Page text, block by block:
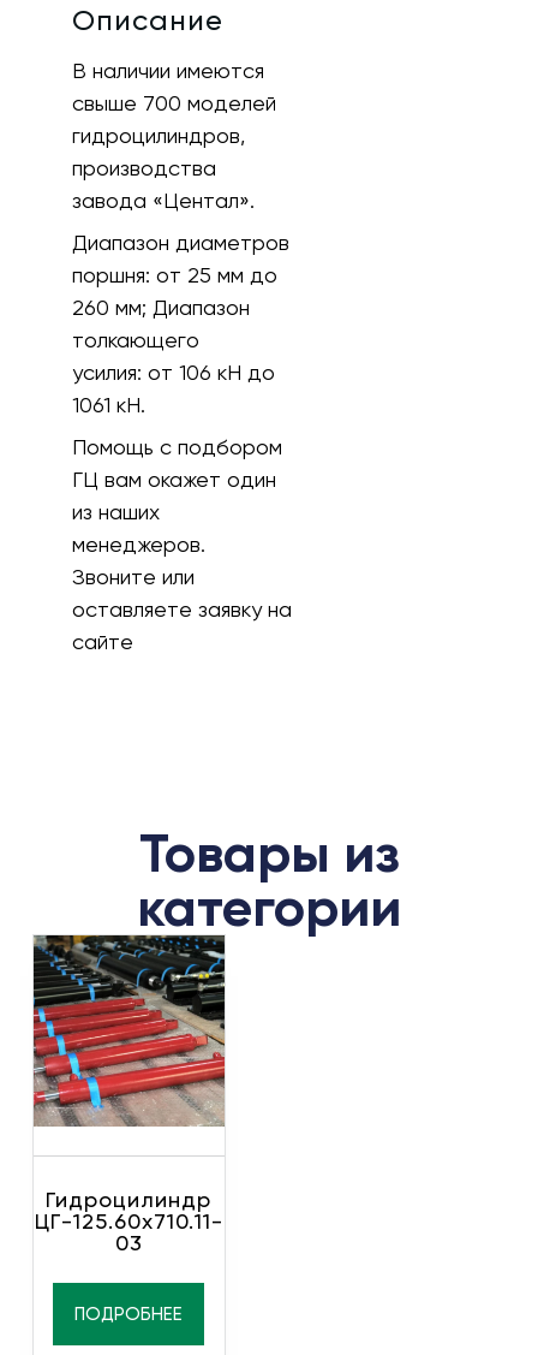
Описание
В наличии имеются
свыше 700 моделей
гидроцилиндров,
производства
завода «Центал».
Диапазон диаметров
поршня: от 25 мм до
260 мм; Диапазон
толкающего
усилия: от 106 кH до
1061 кН.
Помощь с подбором
ГЦ вам окажет один
из наших
менеджеров.
Звоните или
оставляете заявку на
сайте
Товары из
категории
Гидроцилиндр
ЦГ-125.60х710.11-
03
ПОДРОБНЕЕ